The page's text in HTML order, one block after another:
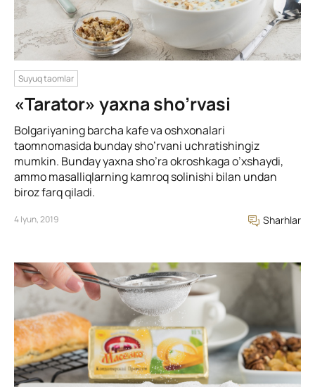
Suyuq taomlar
«Tarator» yaxna sho’rvasi
Bolgariyaning barcha kafe va oshxonalari
taomnomasida bunday sho’rvani uchratishingiz
mumkin. Bunday yaxna sho’ra okroshkaga o’xshaydi,
ammo masalliqlarning kamroq solinishi bilan undan
biroz farq qiladi.
4 Iyun, 2019 Sharhlar